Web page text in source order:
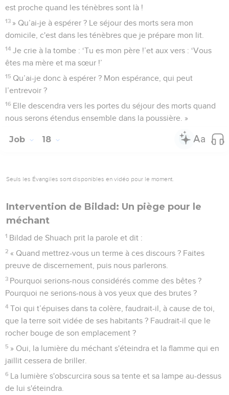
est proche quand les ténèbres sont là !
13 » Qu’ai-je à espérer ? Le séjour des morts sera mon
domicile, c'est dans les ténèbres que je prépare mon lit.
14 Je crie à la tombe : ‘Tu es mon père !’et aux vers : ‘Vous
êtes ma mère et ma sœur !’
15 Qu’ai-je donc à espérer ? Mon espérance, qui peut
l’entrevoir ?
16 Elle descendra vers les portes du séjour des morts quand
nous serons étendus ensemble dans la poussière. »
Job 18
Seuls les Évangiles sont disponibles en vidéo pour le moment.
Intervention de Bildad: Un piège pour le
méchant
1 Bildad de Shuach prit la parole et dit :
2 « Quand mettrez-vous un terme à ces discours ? Faites
preuve de discernement, puis nous parlerons.
3 Pourquoi serions-nous considérés comme des bêtes ?
Pourquoi ne serions-nous à vos yeux que des brutes ?
4 Toi qui t’épuises dans ta colère, faudrait-il, à cause de toi,
que la terre soit vidée de ses habitants ? Faudrait-il que le
rocher bouge de son emplacement ?
5 » Oui, la lumière du méchant s'éteindra et la flamme qui en
jaillit cessera de briller.
6 La lumière s'obscurcira sous sa tente et sa lampe au-dessus
de lui s'éteindra.